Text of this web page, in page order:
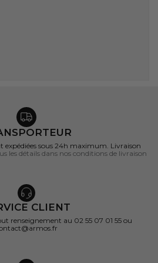
expédiées sous 24h maximum. Livraison
les détails dans nos conditions de livraison
CLIENT
renseignement au 02 55 07 01 55 ou